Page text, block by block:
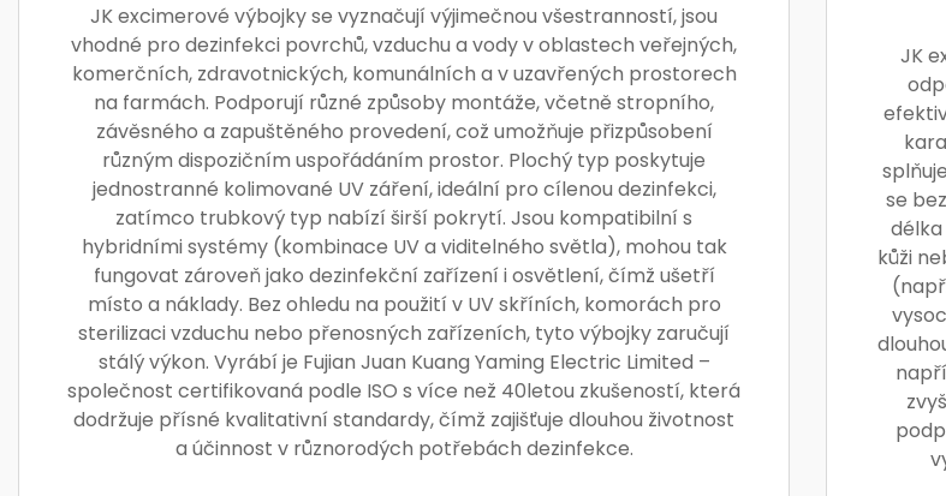
JK excimerové výbojky se vyznačují výjimečnou všestranností, jsou
vhodné pro dezinfekci povrchů, vzduchu a vody v oblastech veřejných,
komerčních, zdravotnických, komunálních a v uzavřených prostorech
na farmách. Podporují různé způsoby montáže, včetně stropního,
závěsného a zapuštěného provedení, což umožňuje přizpůsobení
různým dispozičním uspořádáním prostor. Plochý typ poskytuje
jednostranné kolimované UV záření, ideální pro cílenou dezinfekci,
zatímco trubkový typ nabízí širší pokrytí. Jsou kompatibilní s
hybridními systémy (kombinace UV a viditelného světla), mohou tak
fungovat zároveň jako dezinfekční zařízení i osvětlení, čímž ušetří
místo a náklady. Bez ohledu na použití v UV skříních, komorách pro
sterilizaci vzduchu nebo přenosných zařízeních, tyto výbojky zaručují
stálý výkon. Vyrábí je Fujian Juan Kuang Yaming Electric Limited –
společnost certifikovaná podle ISO s více než 40letou zkušeností, která
dodržuje přísné kvalitativní standardy, čímž zajišťuje dlouhou životnost
a účinnost v různorodých potřebách dezinfekce.
JK
se
kůži